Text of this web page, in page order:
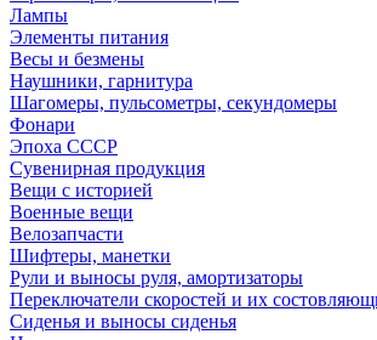
Лампы
Элементы питания
Весы и безмены
Наушники, гарнитура
Шагомеры, пульсометры, секундомеры
Фонари
Эпоха СССР
Сувенирная продукция
Вещи с историей
Военные вещи
Велозапчасти
Шифтеры, манетки
Рули и выносы руля, амортизаторы
Переключатели скоростей и их
Сиденья и выносы сиденья